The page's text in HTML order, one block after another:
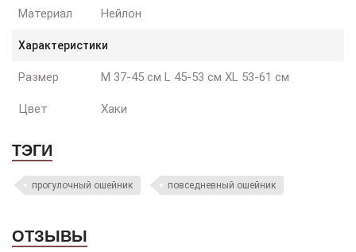
Материал Нейлон
Характеристики
Размер M 37-45 см L 45-53 см XL 53-61 см
Цвет Хаки
ТЭГИ
прогулочный ошейник повседневный ошейник
ОТЗЫВЫ